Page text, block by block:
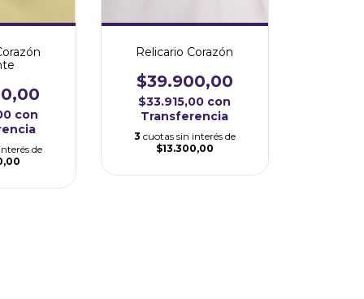
con
de
Relicario Corazón
$39.900,00
$33.915,00 con
Transferencia
3 cuotas sin interés de
$13.300,00